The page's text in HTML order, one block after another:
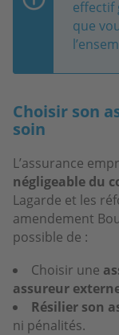
effectif
que
Choisir son
soin
L’assurance
négligeable du
Lagarde et les
amendement
possible de :
Choisir une
assureur
Résilier son
ni pénalités.